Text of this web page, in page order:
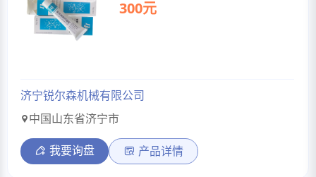
300元
济宁锐尔森机械有限公司
中国山东省济宁市
我要询盘 产品详情